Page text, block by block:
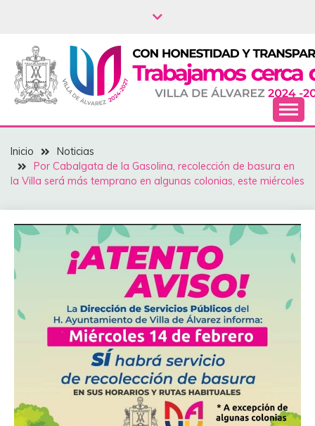
NOTICIAS – VILLA
DEL ÁLVAREZ
Inicio
Noticias
Por Cabalgata de la Gasolina, recolección de basura en
la Villa será más temprano en algunas colonias, este miércoles